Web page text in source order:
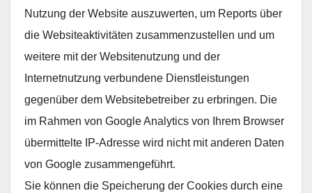
Nutzung der Website auszuwerten, um Reports über
die Websiteaktivitäten zusammenzustellen und um
weitere mit der Websitenutzung und der
Internetnutzung verbundene Dienstleistungen
gegenüber dem Websitebetreiber zu erbringen. Die
im Rahmen von Google Analytics von Ihrem Browser
übermittelte IP-Adresse wird nicht mit anderen Daten
von Google zusammengeführt.
Sie können die Speicherung der Cookies durch eine